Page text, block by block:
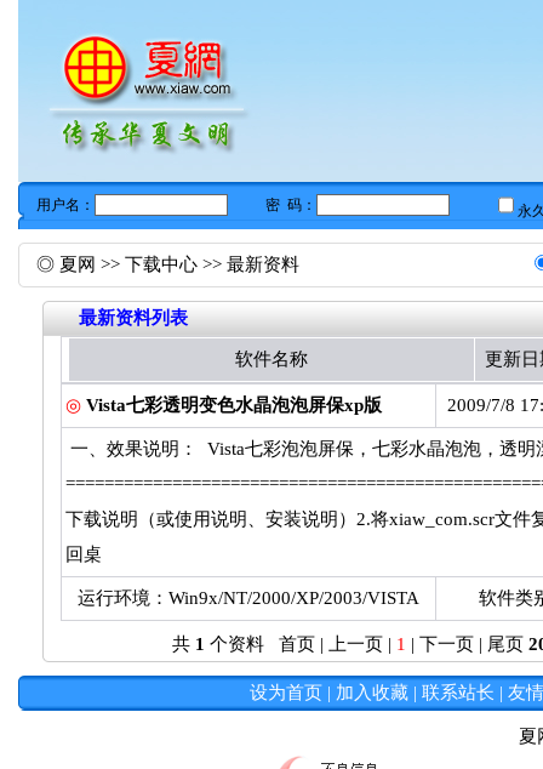
◎ 夏网 >> 下载中心 >> 最新资料
最新资料列表
软件名称 更新日
◎ Vista七彩透明变色水晶泡泡屏保xp版 2009/7/8
一、效果说明： Vista七彩泡泡屏保，七彩水晶泡泡，透明
下载说明（或使用说明、安装说明）2.将xiaw_com.scr文件
回桌
运行环境：Win9x/NT/2000/XP/2003/VISTA 软件类
共 1 个资料 首页 | 上一页 | 1 | 下一页 | 尾页
设为首页 | 加入收藏 | 联系站长 | 友
夏